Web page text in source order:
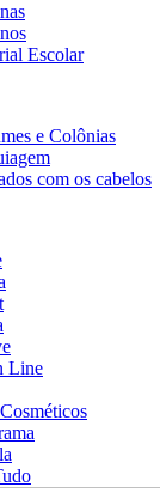
Escolar
e Colônias
com os cabelos
Line